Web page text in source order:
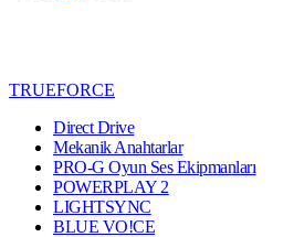
TRUEFORCE
Direct Drive
Mekanik Anahtarlar
PRO-G Oyun Ses Ekipmanları
POWERPLAY 2
LIGHTSYNC
BLUE VO!CE